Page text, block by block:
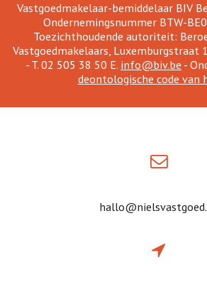
Vastgoedmakelaar-bemiddelaar BIV
Ondernemingsnummer BTW-
Toezichthoudende autoriteit:
Vastgoedmakelaars, Luxemburgstraat
- T. 02 505 38 50 E. info@biv.be -
deontologische code van